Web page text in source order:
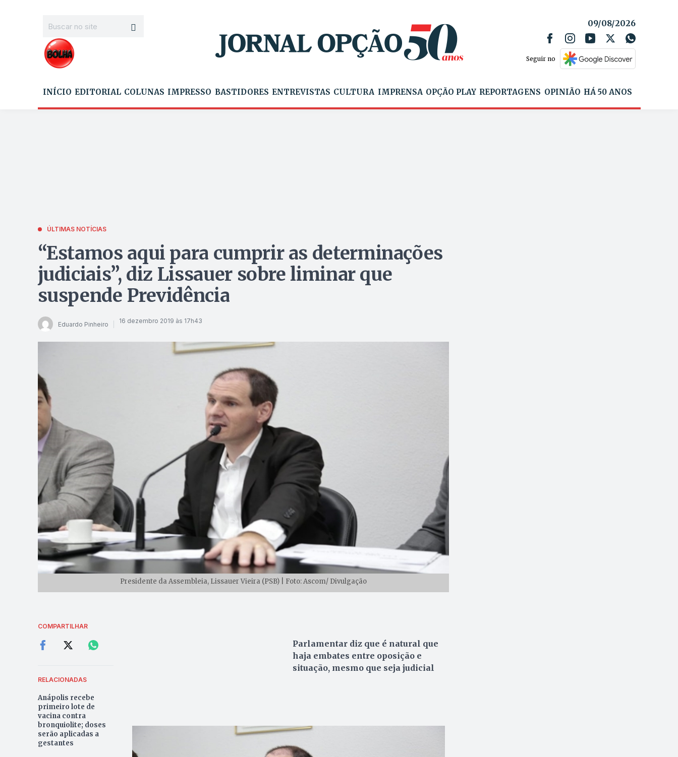
09/08/2026
Seguir no
INÍCIO EDITORIAL COLUNAS IMPRESSO BASTIDORES ENTREVISTAS CULTURA IMPRENSA OPÇÃO PLAY REPORTAGENS OPINIÃO HÁ 50 ANOS
ÚLTIMAS NOTÍCIAS
“Estamos aqui para cumprir as determinações
judiciais”, diz Lissauer sobre liminar que
suspende Previdência
Eduardo Pinheiro 16 dezembro 2019 às 17h43
Presidente da Assembleia, Lissauer Vieira (PSB) | Foto: Ascom/ Divulgação
COMPARTILHAR
RELACIONADAS
Anápolis recebe
primeiro lote de
vacina contra
bronquiolite; doses
serão aplicadas a
gestantes
Parlamentar diz que é natural que
haja embates entre oposição e
situação, mesmo que seja judicial